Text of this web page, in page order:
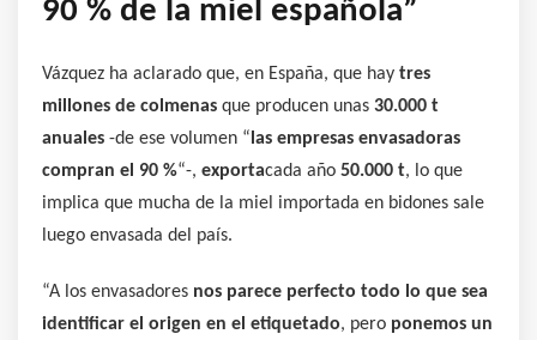
90 % de la miel española”
Vázquez ha aclarado que, en España, que hay tres
millones de colmenas que producen unas 30.000 t
anuales -de ese volumen “ las empresas envasadoras
compran el 90 %“-, exportacada año 50.000 t, lo que
implica que mucha de la miel importada en bidones sale
luego envasada del país.
“A los envasadores nos parece perfecto todo lo que sea
identificar el origen en el etiquetado, pero ponemos un